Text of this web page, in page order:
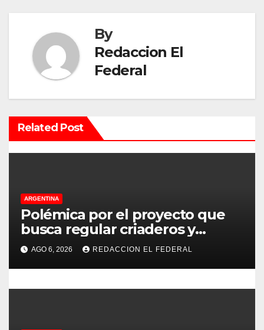
c
ó
n
d
e
n
t
r
a
By
Redaccion El
Federal
Related Post
ARGENTINA
Polémica por el proyecto que
busca regular criaderos y
refugios de perros y gatos:
denuncian excesos, mientras
proteccionistas reclaman
controles más duros
AGO 6, 2026 REDACCION EL FEDERAL